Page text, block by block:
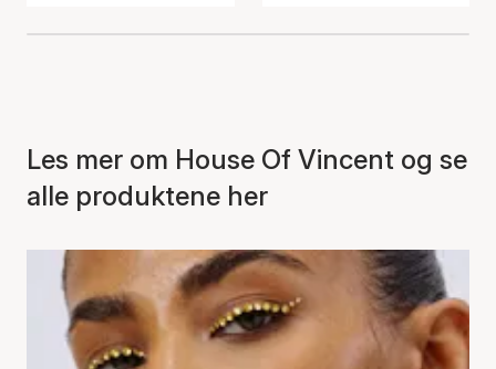
Les mer om House Of Vincent og se
alle produktene her